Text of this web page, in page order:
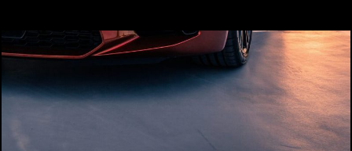
Le musée
Les véhicules
A vendre
Nos services
Partenaires